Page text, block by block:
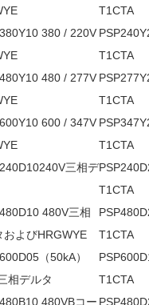
T1CTA
380 / 220V
T1CTA
480 / 277V
T1CTA
600 / 347V
T1CTA
三相デ
T1CTA
480V三相
およびHRGWYE
T1CTA
（50kA）
相デルタ
T1CTA
480VBコー